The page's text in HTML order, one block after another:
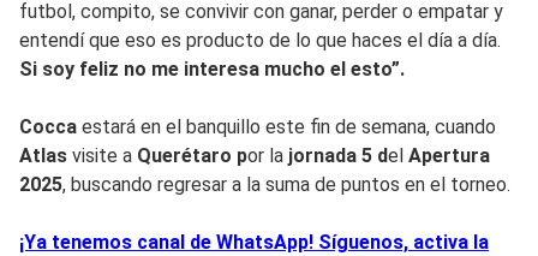
futbol, compito, se convivir con ganar, perder o empatar y
entendí que eso es producto de lo que haces el día a día.
Si soy feliz no me interesa mucho el esto”.
Cocca estará en el banquillo este fin de semana, cuando
Atlas visite a Querétaro por la jornada 5 del Apertura
2025, buscando regresar a la suma de puntos en el torneo.
¡Ya tenemos canal de WhatsApp! Síguenos, activa la